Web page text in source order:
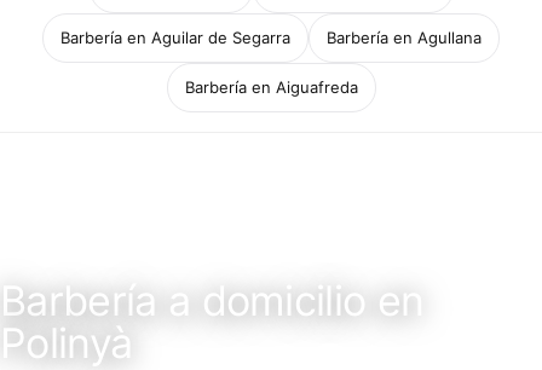
Barbería en Aguilar de Segarra Barbería en Agullana
Barbería en Aiguafreda
Barbería a domicilio en
Polinyà